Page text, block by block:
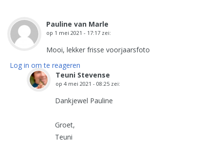
Pauline van Marle
op 1 mei 2021 - 17:17 zei:
Mooi, lekker frisse voorjaarsfoto
Log in om te reageren
Teuni Stevense
op 4 mei 2021 - 08:25 zei:
Dankjewel Pauline
Groet,
Teuni